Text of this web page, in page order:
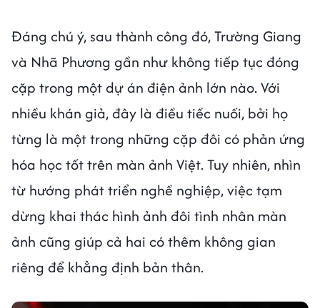
Đáng chú ý, sau thành công đó, Trường Giang
và Nhã Phương gần như không tiếp tục đóng
cặp trong một dự án điện ảnh lớn nào. Với
nhiều khán giả, đây là điều tiếc nuối, bởi họ
từng là một trong những cặp đôi có phản ứng
hóa học tốt trên màn ảnh Việt. Tuy nhiên, nhìn
từ hướng phát triển nghề nghiệp, việc tạm
dừng khai thác hình ảnh đôi tình nhân màn
ảnh cũng giúp cả hai có thêm không gian
riêng để khẳng định bản thân.